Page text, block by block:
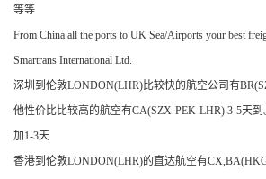
等等
From China all the ports to UK Sea/Airports your best
Smartrans International Ltd.
深圳到伦敦LONDON(LHR)比较快的航空公司有
他性价比比较高的航空有CA(SZX-PEK-LHR) 3-5天
加1-3天
香港到伦敦LONDON(LHR)的直达航空有